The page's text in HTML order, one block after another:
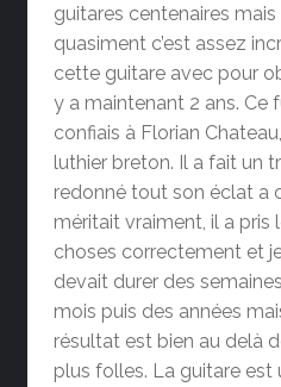
guitares centenaires
quasiment c’est assez
cette guitare avec pour
y a maintenant 2 ans. Ce
confiais à Florian
luthier breton. Il a fait un
redonné tout son éclat a
méritait vraiment, il a pris
choses correctement et je
devait durer des
mois puis des années
résultat est bien au delà
plus folles. La guitare est